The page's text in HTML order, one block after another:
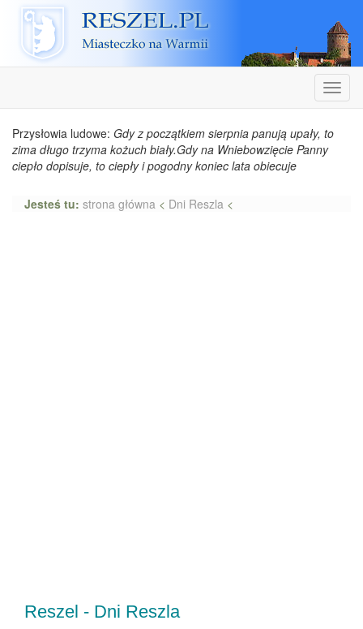
Reszel
Przysłowia ludowe: Gdy z początkiem sierpnia panują upały, to
zima długo trzyma kożuch biały.Gdy na Wniebowzięcie Panny
ciepło dopisuje, to ciepły i pogodny koniec lata obiecuje
Jesteś tu: strona główna < Dni Reszla <
Reszel - Dni Reszla